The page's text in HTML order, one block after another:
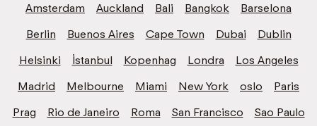
Amsterdam Auckland Bali Bangkok
Barselona
Berlin
Buenos Aires Cape Town Dubai
Dublin
Helsinki
İstanbul Kopenhag Londra
Los Angeles
Madrid
Melbourne Miami New York oslo
Paris
Prag
Rio de Janeiro Roma San Francisco
Sao Paulo